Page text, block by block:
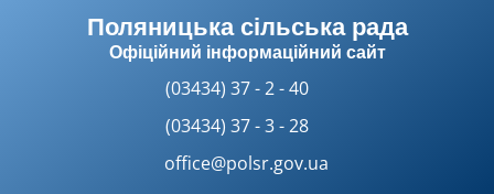
Поляницька сільська рада
Офіційний інформаційний сайт
(03434) 37 - 2 - 40
(03434) 37 - 3 - 28
office@polsr.gov.ua